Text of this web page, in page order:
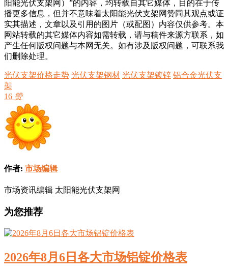
阳能光伏支架网）”的内容，均转载自其它媒体，目的在于传
播更多信息，但并不意味着太阳能光伏支架网赞同其观点或证
实其描述，文章以及引用的图片（或配图）内容仅供参考。本
网站转载的其它媒体内容如需转载，请与稿件来源方联系，如
产生任何版权问题与本网无关。如有涉及版权问题，可联系我
们删除处理。
光伏支架价格走势 光伏支架钢材 光伏支架镀锌 铝合金光伏支
架
16 赞
作者: 市场编辑
市场资讯编辑 太阳能光伏支架网
为您推荐
2026年8月6日各大市场铝锭价格表